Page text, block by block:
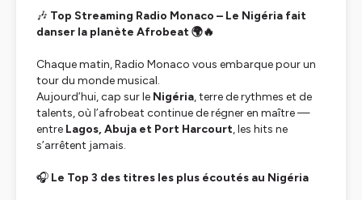
🎶 Top Streaming Radio Monaco – Le Nigéria fait
danser la planète Afrobeat 🌍🔥
Chaque matin, Radio Monaco vous embarque pour un
tour du monde musical.
Aujourd’hui, cap sur le Nigéria, terre de rythmes et de
talents, où l’afrobeat continue de régner en maître —
entre Lagos, Abuja et Port Harcourt, les hits ne
s’arrêtent jamais.
🎧 Le Top 3 des titres les plus écoutés au Nigéria